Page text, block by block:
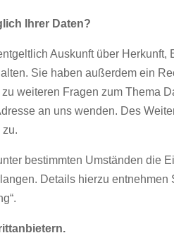
Ihrer Daten?
Auskunft über
Sie haben außerdem ein
weiteren Fragen zum Thema
an uns wenden. Des
bestimmten Umständen die
Details hierzu entnehmen